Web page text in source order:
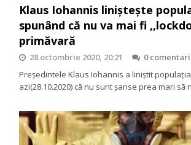
Klaus Iohannis liniștește
spunând că nu va mai fi
primăvară
28 octombrie 2020, 20:21
0
Președintele Klaus Iohannis a liniștit
azi(28.10.2020) că nu sunt șanse prea mari